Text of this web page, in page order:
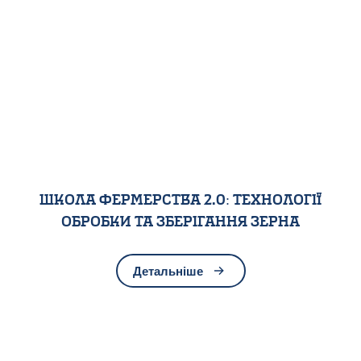
Школа фермерства 2.0: Технології
обробки та зберігання зерна
Детальніше